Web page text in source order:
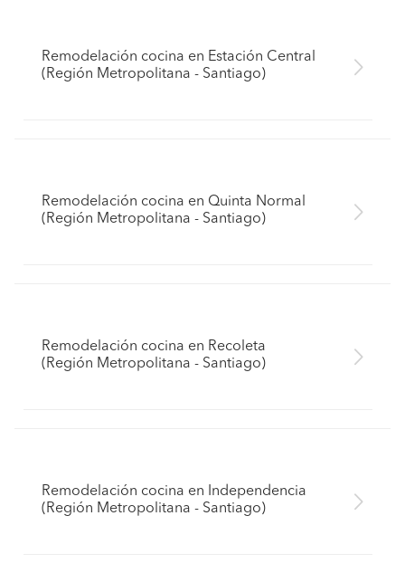
Remodelación cocina en Estación Central
(Región Metropolitana - Santiago)
Remodelación cocina en Quinta Normal
(Región Metropolitana - Santiago)
Remodelación cocina en Recoleta
(Región Metropolitana - Santiago)
Remodelación cocina en Independencia
(Región Metropolitana - Santiago)